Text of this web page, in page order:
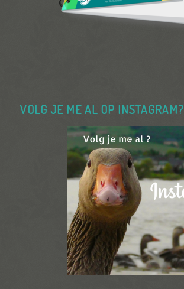
VOLG JE ME AL OP INSTAGRAM?